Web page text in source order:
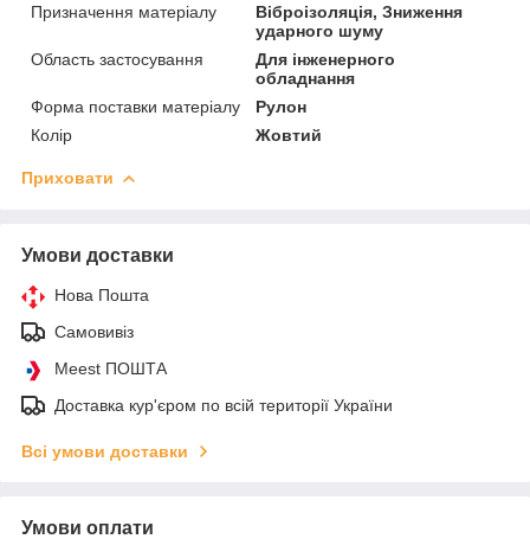
Призначення матеріалу
Віброізоляція, Зниження
ударного шуму
Область застосування
Для інженерного
обладнання
Форма поставки матеріалу
Рулон
Колір
Жовтий
Приховати
Умови доставки
Нова Пошта
Самовивіз
Meest ПОШТА
Доставка кур'єром по всій території України
Всі умови доставки
Умови оплати